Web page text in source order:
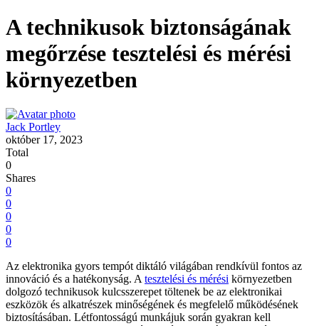
A technikusok biztonságának
megőrzése tesztelési és mérési
környezetben
Jack Portley
október 17, 2023
Total
0
Shares
0
0
0
0
0
Az elektronika gyors tempót diktáló világában rendkívül fontos az
innováció és a hatékonyság. A tesztelési és mérési környezetben
dolgozó technikusok kulcsszerepet töltenek be az elektronikai
eszközök és alkatrészek minőségének és megfelelő működésének
biztosításában. Létfontosságú munkájuk során gyakran kell